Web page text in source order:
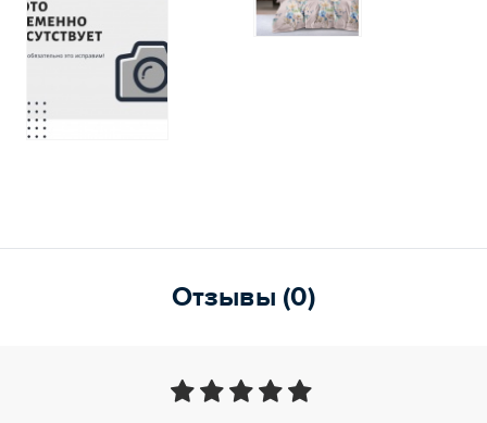
Отзывы (0)